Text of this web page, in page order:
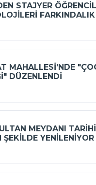
STAJYER
MAHALLESI'NDE
DÜZENLENDI
MEYDANI
ŞEKILDE YENILENIYOR